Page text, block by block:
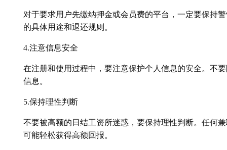
对于要求用户先缴纳押金或会员费的平台，一定要保持
的具体用途和退还规则。
4.注意信息安全
在注册和使用过程中，要注意保护个人信息的安全。不
信息。
5.保持理性判断
不要被高额的日结工资所迷惑，要保持理性判断。任何
可能轻松获得高额回报。